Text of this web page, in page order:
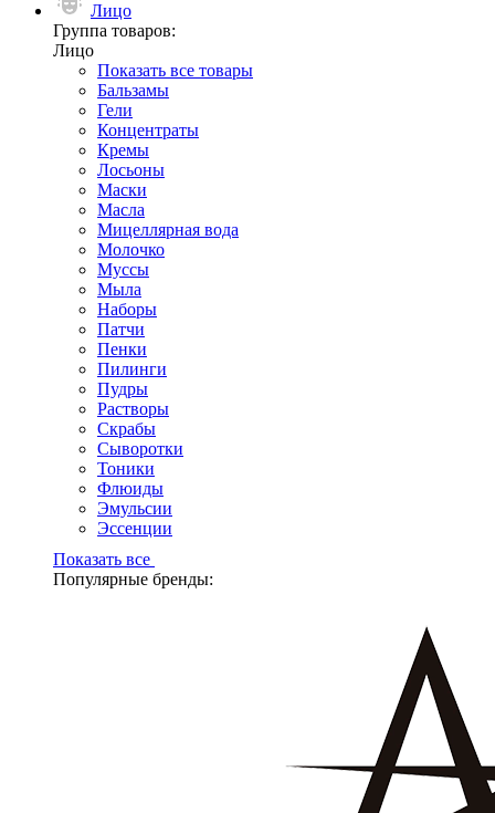
Лицо
Группа товаров:
Лицо
Показать все товары
Бальзамы
Гели
Концентраты
Кремы
Лосьоны
Маски
Масла
Мицеллярная вода
Молочко
Муссы
Мыла
Наборы
Патчи
Пенки
Пилинги
Пудры
Растворы
Скрабы
Сыворотки
Тоники
Флюиды
Эмульсии
Эссенции
Показать все
Популярные бренды: